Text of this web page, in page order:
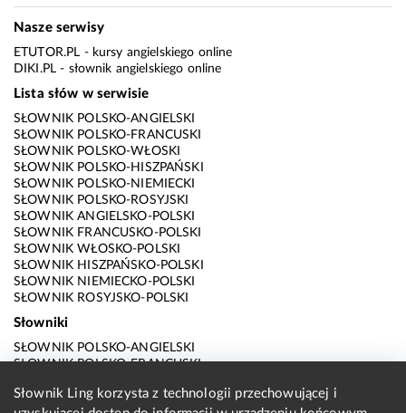
Nasze serwisy
ETUTOR.PL - kursy angielskiego online
DIKI.PL - słownik angielskiego online
Lista słów w serwisie
SŁOWNIK POLSKO-ANGIELSKI
SŁOWNIK POLSKO-FRANCUSKI
SŁOWNIK POLSKO-WŁOSKI
SŁOWNIK POLSKO-HISZPAŃSKI
SŁOWNIK POLSKO-NIEMIECKI
SŁOWNIK POLSKO-ROSYJSKI
SŁOWNIK ANGIELSKO-POLSKI
SŁOWNIK FRANCUSKO-POLSKI
SŁOWNIK WŁOSKO-POLSKI
SŁOWNIK HISZPAŃSKO-POLSKI
SŁOWNIK NIEMIECKO-POLSKI
SŁOWNIK ROSYJSKO-POLSKI
Słowniki
SŁOWNIK POLSKO-ANGIELSKI
SŁOWNIK POLSKO-FRANCUSKI
SŁOWNIK POLSKO-HISZPAŃSKI
Słownik Ling korzysta z technologii przechowującej i